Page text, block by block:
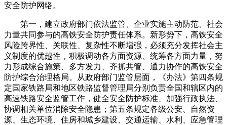
安全防护网络。
第一，建立政府部门依法监管、企业实施主动防范、社会
力量共同参与的高铁安全防护责任体系。新形势下，高铁安全
风险跨界性、关联性、复杂性不断增强，必须充分发挥社会主
义制度的优越性，积极调动各方面资源、统筹各方面力量，努
力形成综合施策、多方发力、齐抓共管、通力协作的高铁安全
防护综合治理格局。从政府部门监管层面，《办法》第四条规
定国家铁路局和地区铁路监督管理局分别负责全国和辖区内的
高速铁路安全监管工作，健全安全防护标准、加强行政执法、
协调相关单位消除安全隐患；第五条规定各级公安、自然资
源、生态环境、住房和城乡建设、交通运输、水利、应急管理